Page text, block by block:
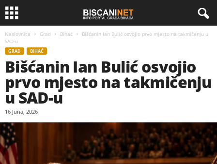
Naslovnica Grad Bihać
Bišćanin Ian Bulić osvojio prvo mjesto na takmičenju u
SAD-u
GRAD BIHAĆ
Bišćanin Ian Bulić osvojio
prvo mjesto na takmičenju
u SAD-u
16 Juna, 2026